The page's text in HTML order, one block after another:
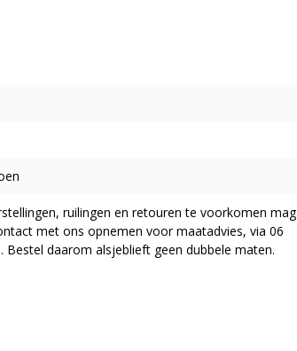
ruilingen en retouren te voorkomen mag
met ons opnemen voor maatadvies, via 06
Bestel daarom alsjeblieft geen dubbele maten.